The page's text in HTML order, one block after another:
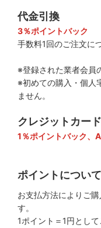
代金引換
3％ポイントバック
手数料1回のご注文に
※登録された業者会員
※初めての購入・個人
ません。
クレジットカー
1％ポイントバック、
ポイントについて
お支払方法によりご
す。
1ポイント＝1円として